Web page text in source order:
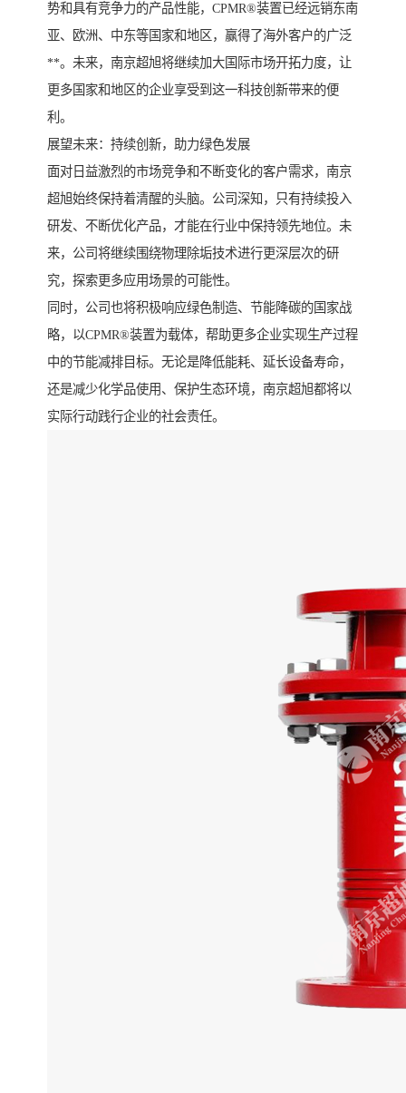
势和具有竞争力的产品性能，CPMR®装置已经远销东南
亚、欧洲、中东等国家和地区，赢得了海外客户的广泛
**。未来，南京超旭将继续加大国际市场开拓力度，让
更多国家和地区的企业享受到这一科技创新带来的便
利。
展望未来：持续创新，助力绿色发展
面对日益激烈的市场竞争和不断变化的客户需求，南京
超旭始终保持着清醒的头脑。公司深知，只有持续投入
研发、不断优化产品，才能在行业中保持领先地位。未
来，公司将继续围绕物理除垢技术进行更深层次的研
究，探索更多应用场景的可能性。
同时，公司也将积极响应绿色制造、节能降碳的国家战
略，以CPMR®装置为载体，帮助更多企业实现生产过程
中的节能减排目标。无论是降低能耗、延长设备寿命，
还是减少化学品使用、保护生态环境，南京超旭都将以
实际行动践行企业的社会责任。